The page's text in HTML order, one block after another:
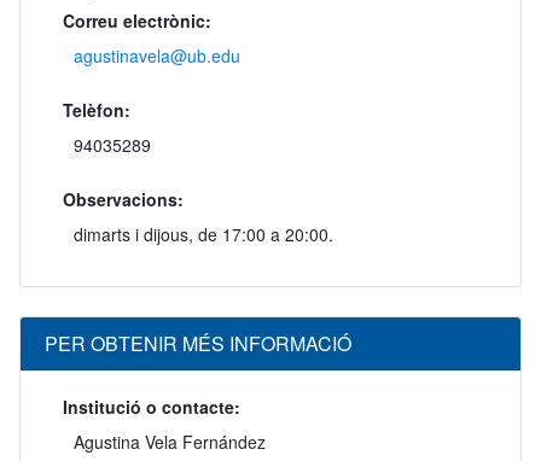
Correu electrònic:
agustinavela@ub.edu
Telèfon:
94035289
Observacions:
dimarts i dijous, de 17:00 a 20:00.
PER OBTENIR MÉS INFORMACIÓ
Institució o contacte:
Agustina Vela Fernández